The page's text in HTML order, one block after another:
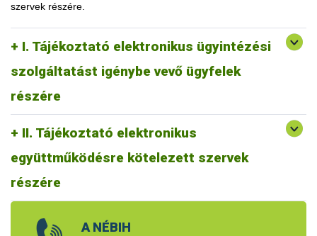
szervek részére.
I. Tájékoztató elektronikus ügyintézési
szolgáltatást igénybe vevő ügyfelek
részére
II. Tájékoztató elektronikus
együttműködésre kötelezett szervek
részére
A NÉBIH